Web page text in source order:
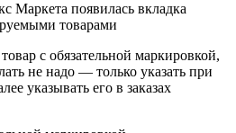
с обязательной маркировкой,
не надо — только указать при
указывать его в заказах